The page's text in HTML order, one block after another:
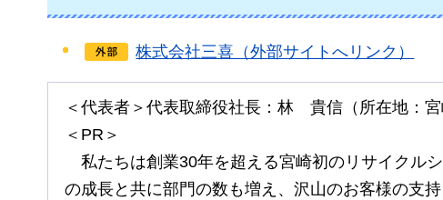
株式会社三喜（外部サイトへリンク）
＜代表者＞代表取締役社長：林 貴信（所在地：宮
＜PR＞
私たちは創業30年を超える宮崎初のリサイクル
の成長と共に部門の数も増え、沢山のお客様の支